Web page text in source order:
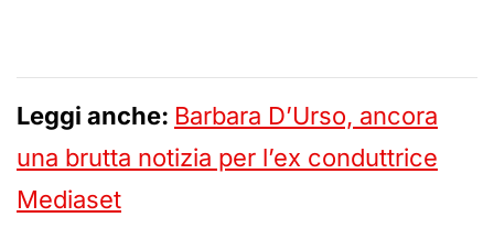
Leggi anche: Barbara D’Urso, ancora
una brutta notizia per l’ex conduttrice
Mediaset